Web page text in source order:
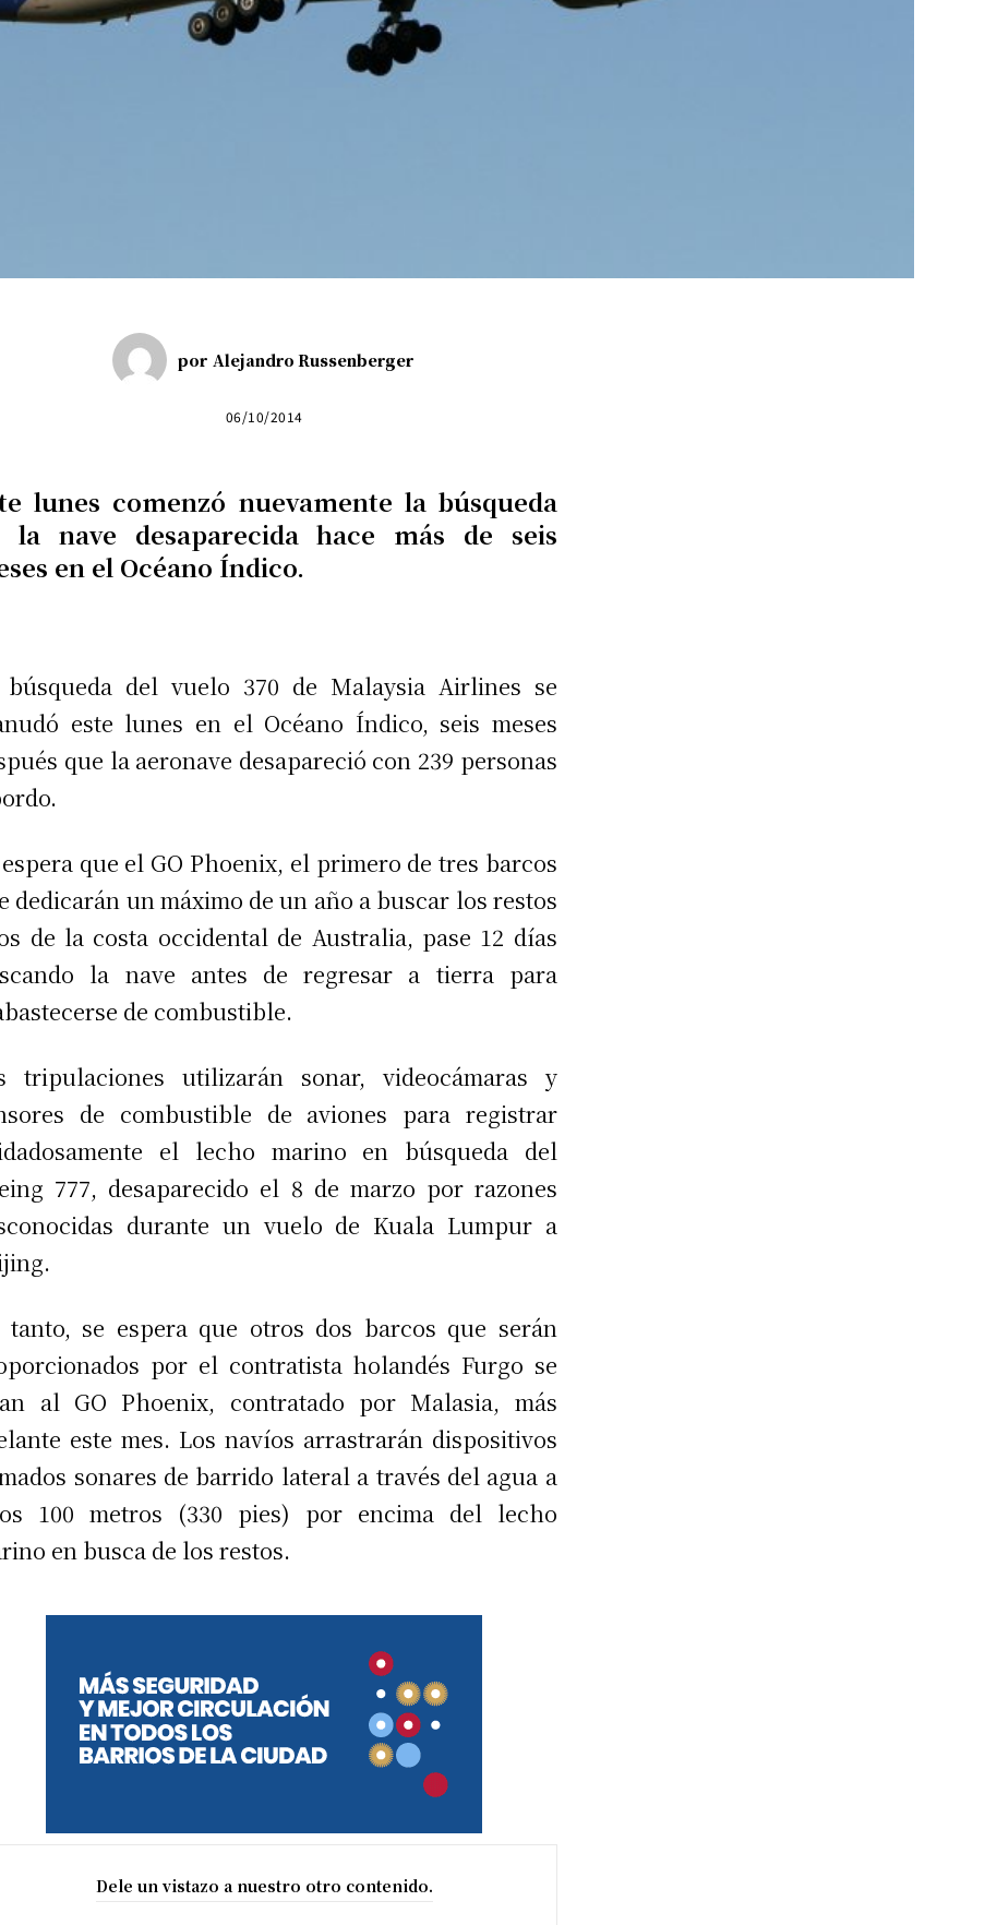
por Alejandro Russenberger
06/10/2014
lunes comenzó nuevamente la búsqueda
la nave desaparecida hace más de seis
en el Océano Índico.
búsqueda del vuelo 370 de Malaysia Airlines se
este lunes en el Océano Índico, seis meses
que la aeronave desapareció con 239 personas
espera que el GO Phoenix, el primero de tres barcos
dedicarán un máximo de un año a buscar los restos
de la costa occidental de Australia, pase 12 días
la nave antes de regresar a tierra para
de combustible.
tripulaciones utilizarán sonar, videocámaras y
de combustible de aviones para registrar
el lecho marino en búsqueda del
777, desaparecido el 8 de marzo por razones
durante un vuelo de Kuala Lumpur a
tanto, se espera que otros dos barcos que serán
por el contratista holandés Furgo se
al GO Phoenix, contratado por Malasia, más
este mes. Los navíos arrastrarán dispositivos
sonares de barrido lateral a través del agua a
100 metros (330 pies) por encima del lecho
en busca de los restos.
Dele un vistazo a nuestro otro contenido.